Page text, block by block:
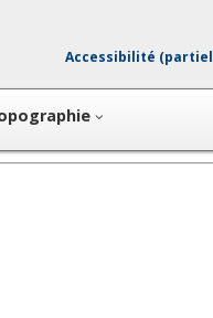
Accessibilité